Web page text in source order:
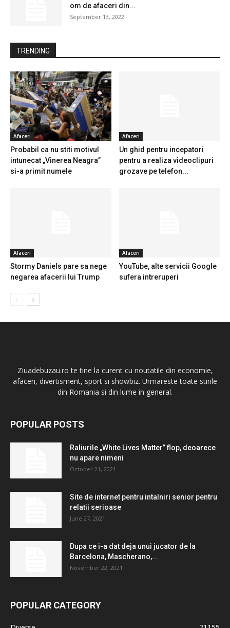
om de afaceri din...
September 13, 2022
TRENDING
Afaceri
Probabil ca nu stiti motivul
intunecat „Vinerea Neagra”
si-a primit numele
Afaceri
Un ghid pentru incepatori
pentru a realiza videoclipuri
grozave pe telefon...
Afaceri
Stormy Daniels pare sa nege
negarea afacerii lui Trump
Afaceri
YouTube, alte servicii Google
sufera intreruperi
Ziuadebuzau.ro te tine la curent cu noutatile din economie,
afaceri, divertisment, sport si showbiz. Urmareste toate stirile
din Romania si din lume in general.
POPULAR POSTS
Raliurile „White Lives Matter” flop, deoarece
nu apare nimeni
October 21, 2021
Site de internet pentru intalniri senior pentru
relatii serioase
June 27, 2021
Dupa ce i-a dat deja unui jucator de la
Barcelona, ​​Mascherano,...
November 22, 2021
POPULAR CATEGORY